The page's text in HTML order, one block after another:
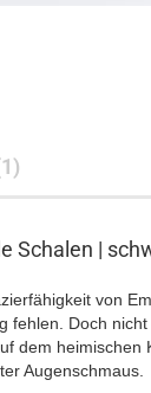
Schalen |
von
fehlen. Doch
dem
Augenschmaus.